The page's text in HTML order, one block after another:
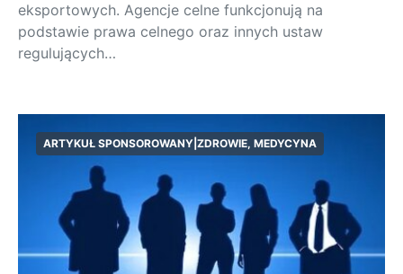
eksportowych. Agencje celne funkcjonują na
podstawie prawa celnego oraz innych ustaw
regulujących…
ARTYKUŁ SPONSOROWANY|ZDROWIE, MEDYCYNA